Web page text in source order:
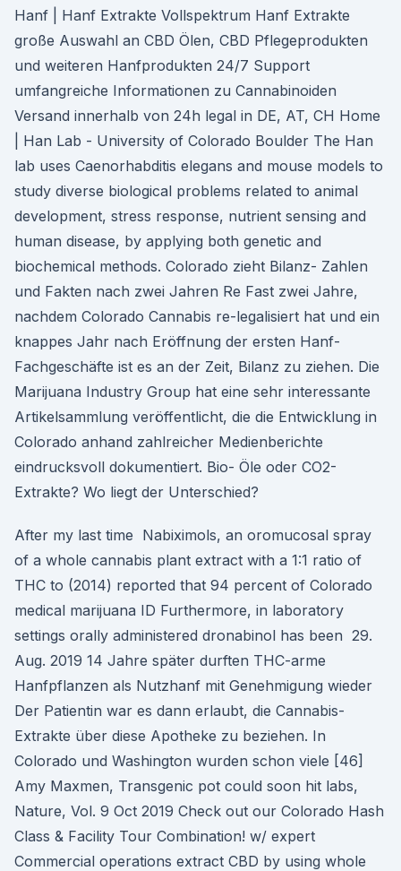
Hanf | Hanf Extrakte Vollspektrum Hanf Extrakte
große Auswahl an CBD Ölen, CBD Pflegeprodukten
und weiteren Hanfprodukten 24/7 Support
umfangreiche Informationen zu Cannabinoiden
Versand innerhalb von 24h legal in DE, AT, CH Home
| Han Lab - University of Colorado Boulder The Han
lab uses Caenorhabditis elegans and mouse models to
study diverse biological problems related to animal
development, stress response, nutrient sensing and
human disease, by applying both genetic and
biochemical methods. Colorado zieht Bilanz- Zahlen
und Fakten nach zwei Jahren Re Fast zwei Jahre,
nachdem Colorado Cannabis re-legalisiert hat und ein
knappes Jahr nach Eröffnung der ersten Hanf-
Fachgeschäfte ist es an der Zeit, Bilanz zu ziehen. Die
Marijuana Industry Group hat eine sehr interessante
Artikelsammlung veröffentlicht, die die Entwicklung in
Colorado anhand zahlreicher Medienberichte
eindrucksvoll dokumentiert. Bio- Öle oder CO2-
Extrakte? Wo liegt der Unterschied?
After my last time Nabiximols, an oromucosal spray
of a whole cannabis plant extract with a 1:1 ratio of
THC to (2014) reported that 94 percent of Colorado
medical marijuana ID Furthermore, in laboratory
settings orally administered dronabinol has been 29.
Aug. 2019 14 Jahre später durften THC-arme
Hanfpflanzen als Nutzhanf mit Genehmigung wieder
Der Patientin war es dann erlaubt, die Cannabis-
Extrakte über diese Apotheke zu beziehen. In
Colorado und Washington wurden schon viele [46]
Amy Maxmen, Transgenic pot could soon hit labs,
Nature, Vol. 9 Oct 2019 Check out our Colorado Hash
Class & Facility Tour Combination! w/ expert
Commercial operations extract CBD by using whole